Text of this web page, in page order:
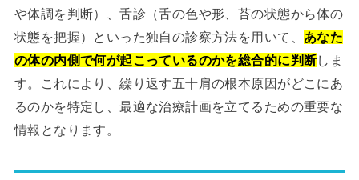
や体調を判断）、舌診（舌の色や形、苔の状態から体の
状態を把握）といった独自の診察方法を用いて、 あなた
の体の内側で何が起こっているのかを総合的に判断しま
す。これにより、繰り返す五十肩の根本原因がどこにあ
るのかを特定し、最適な治療計画を立てるための重要な
情報となります。